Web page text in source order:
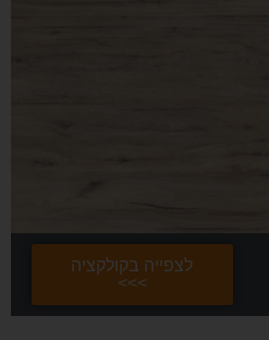
לצפייה בקולקציה
>>>